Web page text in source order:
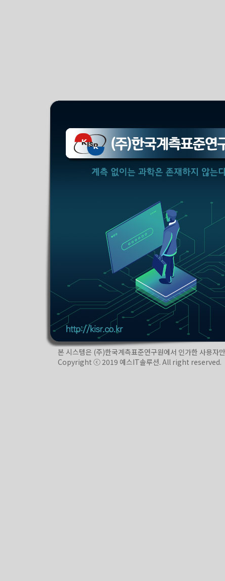
본 시스템은 (주)한국계측표준연구원에서 인가한 사용
Copyright ⓒ 2019 예스IT솔루션. All right reserved.